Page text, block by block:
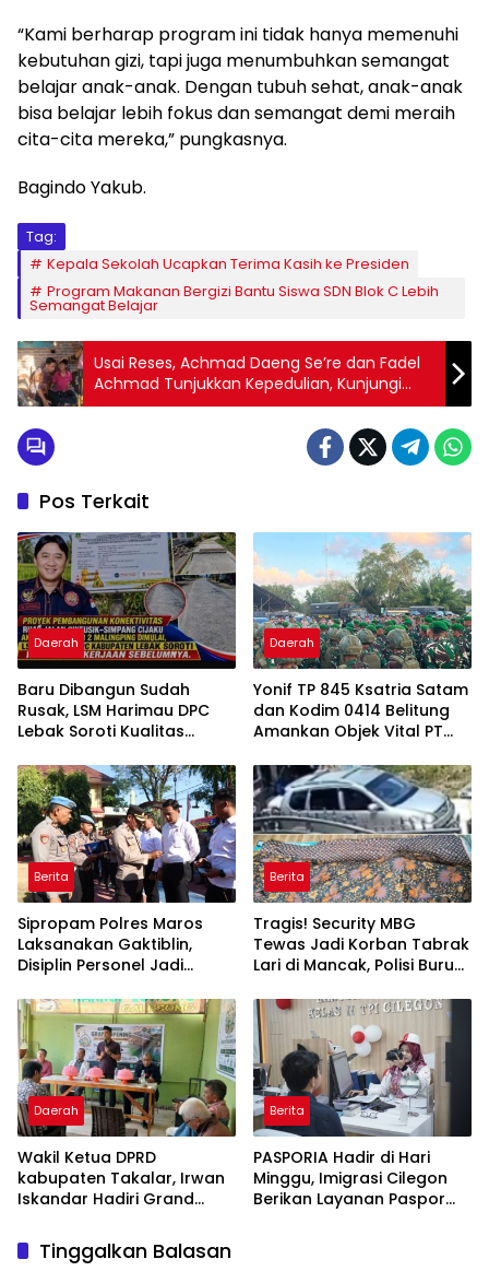
“Kami berharap program ini tidak hanya memenuhi
kebutuhan gizi, tapi juga menumbuhkan semangat
belajar anak-anak. Dengan tubuh sehat, anak-anak
bisa belajar lebih fokus dan semangat demi meraih
cita-cita mereka,” pungkasnya.
Bagindo Yakub.
Tag:
Kepala Sekolah Ucapkan Terima Kasih ke Presiden
Program Makanan Bergizi Bantu Siswa SDN Blok C Lebih
Semangat Belajar
Usai Reses, Achmad Daeng Se’re dan Fadel
Achmad Tunjukkan Kepedulian, Kunjungi
Remaja Pengidap Epilepsi di Pallantikang
Pos Terkait
Daerah
Baru Dibangun Sudah
Rusak, LSM Harimau DPC
Lebak Soroti Kualitas
Cikeusik-Simpang Cijaku
Daerah
Yonif TP 845 Ksatria Satam
dan Kodim 0414 Belitung
Amankan Objek Vital PT
Penambang
Berita
Sipropam Polres Maros
Laksanakan Gaktiblin,
Disiplin Personel Jadi
Berita
Tragis! Security MBG
Tewas Jadi Korban Tabrak
Lari di Mancak, Polisi Buru
Kijang Innova
Daerah
Wakil Ketua DPRD
kabupaten Takalar, Irwan
Iskandar Hadiri Grand
Pertama di Takalar,
Melayani Terapis Gratis
Berita
PASPORIA Hadir di Hari
Minggu, Imigrasi Cilegon
Berikan Layanan Paspor
Tinggalkan Balasan